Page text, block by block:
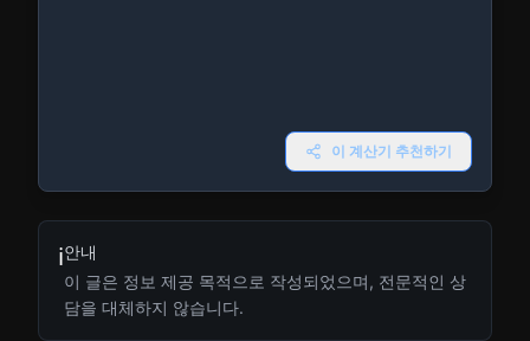
이 계산기 추천하기
ℹ️안내
이 글은 정보 제공 목적으로 작성되었으며, 전문적인 상
담을 대체하지 않습니다.